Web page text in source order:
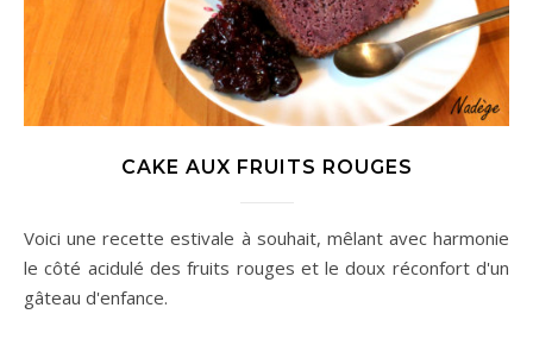
CAKE AUX FRUITS ROUGES
Voici une recette estivale à souhait, mêlant avec harmonie
le côté acidulé des fruits rouges et le doux réconfort d'un
gâteau d'enfance.